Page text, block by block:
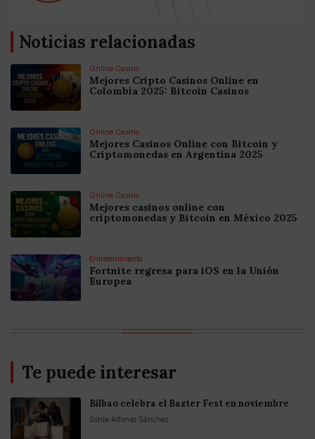
Noticias relacionadas
Online Casino
Mejores Cripto Casinos Online en
Colombia 2025: Bitcoin Casinos
Online Casino
Mejores Casinos Online con Bitcoin y
Criptomonedas en Argentina 2025
Online Casino
Mejores casinos online con
criptomonedas y Bitcoin en México 2025
Entretenimiento
Fortnite regresa para iOS en la Unión
Europea
Te puede interesar
Bilbao celebra el Bazter Fest en noviembre
Sonia Alfonso Sánchez